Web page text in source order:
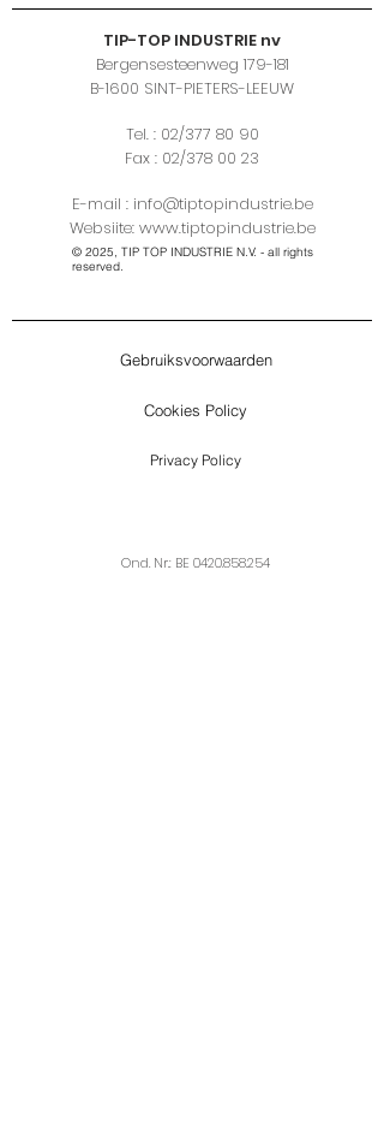
© 2025, TIP TOP INDUSTRIE N.V. - all rights
reserved.
TIP-TOP INDUSTRIE nv
Bergensesteenweg 179-181
B-1600 SINT-PIETERS-LEEUW
Tel. : 02/377 80 90
Fax : 02/378 00 23
E-mail : info@tiptopindustrie.be
Websiite: www.tiptopindustrie.be
Gebruiksvoorwaarden
Cookies Policy
Privacy Policy
Ond. Nr.: BE 0420.858.254